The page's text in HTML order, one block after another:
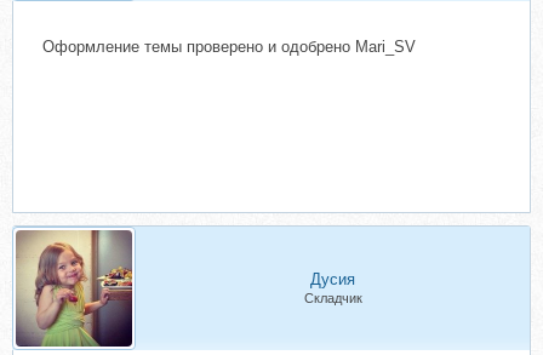
Оформление темы проверено и одобрено Mari_SV
Дусия
Складчик